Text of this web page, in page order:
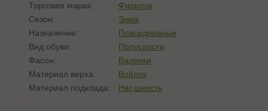
Торговая марка:
Филипок
Сезон:
Зима
Назначение:
Повседневные
Вид обуви:
Полусапоги
Фасон:
Валенки
Материал верха:
Войлок
Материал подклада:
Нат,шерсть